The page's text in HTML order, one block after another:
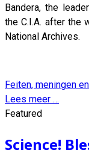
Bandera, the
the C.I.A. after the
National Archives.
Feiten, meningen
Lees meer …
Featured
Science!